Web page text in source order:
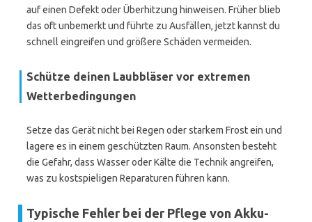
auf einen Defekt oder Überhitzung hinweisen. Früher blieb
das oft unbemerkt und führte zu Ausfällen, jetzt kannst du
schnell eingreifen und größere Schäden vermeiden.
Schütze deinen Laubbläser vor extremen
Wetterbedingungen
Setze das Gerät nicht bei Regen oder starkem Frost ein und
lagere es in einem geschützten Raum. Ansonsten besteht
die Gefahr, dass Wasser oder Kälte die Technik angreifen,
was zu kostspieligen Reparaturen führen kann.
Typische Fehler bei der Pflege von Akku-